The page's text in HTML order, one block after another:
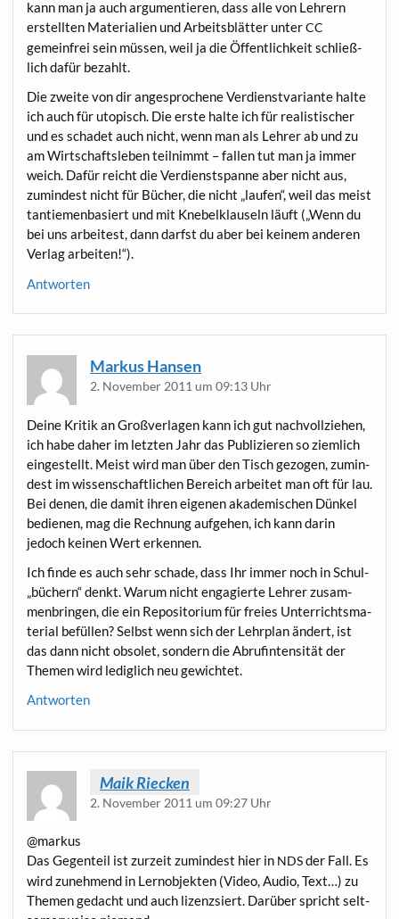
kann man ja auch argu­men­tie­ren, dass alle von Leh­rern
erstell­ten Mate­ria­li­en und Arbeits­blät­ter unterCC
gemein­frei sein müs­sen, weil ja die Öffent­lich­keit schließ­
lich dafür bezahlt.
Die zwei­te von dir ange­spro­che­ne Ver­dienst­va­ri­an­te hal­te
ich auch für uto­pisch. Die ers­te hal­te ich für rea­lis­ti­scher
und es scha­det auch nicht, wenn man als Leh­rer ab und zu
am Wirt­schafts­le­ben teil­nimmt – fal­len tut man ja immer
weich. Dafür reicht die Ver­dienst­span­ne aber nicht aus,
zumin­dest nicht für Bücher, die nicht „lau­fen“, weil das meist
tan­tie­men­ba­siert und mit Kne­bel­klau­seln läuft („Wenn du
bei uns arbei­test, dann darfst du aber bei kei­nem ande­ren
Ver­lag arbeiten!“).
Antworten
Markus Hansen
2. November 2011 um 09:13 Uhr
Dei­ne Kri­tik an Groß­ver­la­gen kann ich gut nach­voll­zie­hen,
ich habe daher im letz­ten Jahr das Publi­zie­ren so ziem­lich
ein­ge­stellt. Meist wird man über den Tisch gezo­gen, zumin­
dest im wis­sen­schaft­li­chen Bereich arbei­tet man oft für lau.
Bei denen, die damit ihren eige­nen aka­de­mi­schen Dün­kel
bedie­nen, mag die Rech­nung auf­ge­hen, ich kann dar­in
jedoch kei­nen Wert erkennen.
Ich fin­de es auch sehr scha­de, dass Ihr immer noch in Schul-
„büchern“ denkt. War­um nicht enga­gier­te Leh­rer zusam­
men­brin­gen, die ein Repo­si­to­ri­um für frei­es Unter­richts­ma­
te­ri­al befül­len? Selbst wenn sich der Lehr­plan ändert, ist
das dann nicht obso­let, son­dern die Abruf­in­ten­si­tät der
The­men wird ledig­lich neu gewichtet.
Antworten
Maik Riecken
2. November 2011 um 09:27 Uhr
@markus
Das Gegen­teil ist zur­zeit zumin­dest hier in NDSder Fall. Es
wird zuneh­mend in Lern­ob­jek­ten (Video, Audio, Text…) zu
The­men gedacht und auch lizenz­si­ert. Dar­über spricht selt­